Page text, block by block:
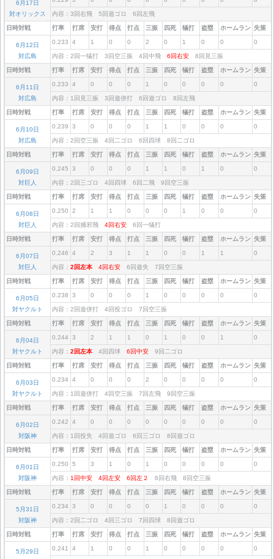
6月17日
対オリックス
内容：3回右飛 5回遊ゴロ 6回左飛
日時対戦 打率 打席 安打 得点 打点 三振 四死 犠打 盗塁 ホームラン 失策
6月12日
対広島
0.233 4 1 0 0 2 0 1 0 0 0
内容：2回一犠打 3回空三振 4回中飛 6回右安 8回見三振
日時対戦 打率 打席 安打 得点 打点 三振 四死 犠打 盗塁 ホームラン 失策
6月11日
対広島
0.233 4 0 0 0 1 0 0 0 0 0
内容：1回見三振 3回遊併打 6回遊ゴロ 8回左飛
日時対戦 打率 打席 安打 得点 打点 三振 四死 犠打 盗塁 ホームラン 失策
6月10日
対広島
0.239 3 0 0 0 1 1 0 0 0 0
内容：2回空三振 4回二ゴロ 6回四球 8回二ゴロ
日時対戦 打率 打席 安打 得点 打点 三振 四死 犠打 盗塁 ホームラン 失策
6月09日
対巨人
0.245 3 0 0 0 1 1 0 1 0 0
内容：2回三ゴロ 4回四球 6回二飛 9回空三振
日時対戦 打率 打席 安打 得点 打点 三振 四死 犠打 盗塁 ホームラン 失策
6月08日
対巨人
0.250 2 1 1 0 0 0 1 0 0 0
内容：2回捕邪飛 4回右安 6回一犠打
日時対戦 打率 打席 安打 得点 打点 三振 四死 犠打 盗塁 ホームラン 失策
6月07日
対巨人
0.246 4 2 3 1 1 0 0 1 1 0
内容： 2回左本 4回右安 6回遊失 7回空三振
日時対戦 打率 打席 安打 得点 打点 三振 四死 犠打 盗塁 ホームラン 失策
6月05日
対ヤクルト
0.238 3 0 0 0 1 0 0 0 0 0
内容：2回遊併打 4回投ゴロ 7回空三振
日時対戦 打率 打席 安打 得点 打点 三振 四死 犠打 盗塁 ホームラン 失策
6月04日
対ヤクルト
0.244 3 2 1 1 0 1 0 0 1 0
内容： 2回左本 4回四球 6回中安 9回二ゴロ
日時対戦 打率 打席 安打 得点 打点 三振 四死 犠打 盗塁 ホームラン 失策
6月03日
対ヤクルト
0.234 4 0 0 0 2 0 0 0 0 0
内容：1回遊併打 4回空三振 7回左飛 9回空三振
日時対戦 打率 打席 安打 得点 打点 三振 四死 犠打 盗塁 ホームラン 失策
6月02日
対阪神
0.242 4 0 0 0 0 0 0 0 0 0
内容：1回投失 4回遊ゴロ 6回三ゴロ 8回遊ゴロ
日時対戦 打率 打席 安打 得点 打点 三振 四死 犠打 盗塁 ホームラン 失策
6月01日
対阪神
0.250 5 3 1 0 1 0 0 0 0 0
内容： 1回中安 4回左安 6回左２ 6回右飛 8回空三振
日時対戦 打率 打席 安打 得点 打点 三振 四死 犠打 盗塁 ホームラン 失策
5月31日
対阪神
0.234 3 0 0 0 0 1 0 0 0 0
内容：2回二ゴロ 4回三ゴロ 7回四球 8回遊ゴロ
日時対戦 打率 打席 安打 得点 打点 三振 四死 犠打 盗塁 ホームラン 失策
5月29日 0.241 4 1 0 0 1 0 0 0 0 0